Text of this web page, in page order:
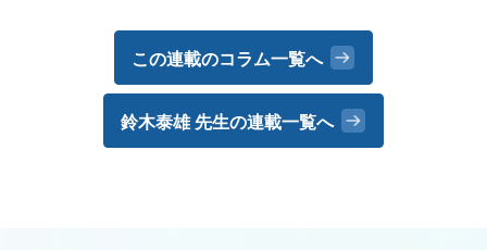
この連載のコラム一覧へ
鈴木泰雄 先生の連載一覧へ